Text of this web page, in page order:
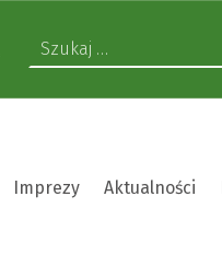
Imprezy Aktualności